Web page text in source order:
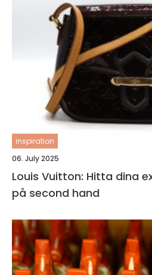
inspiration
06. July 2025
Louis Vuitton: Hitta dina
på second hand